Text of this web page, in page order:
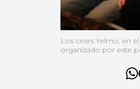
Los cines Yelmo, en
organizado por este